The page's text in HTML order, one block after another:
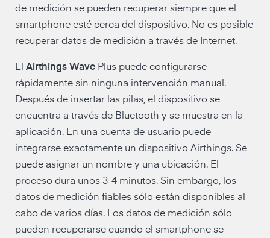
de medición se pueden recuperar siempre que el
smartphone esté cerca del dispositivo. No es posible
recuperar datos de medición a través de Internet.
El Airthings Wave Plus puede configurarse
rápidamente sin ninguna intervención manual.
Después de insertar las pilas, el dispositivo se
encuentra a través de Bluetooth y se muestra en la
aplicación. En una cuenta de usuario puede
integrarse exactamente un dispositivo Airthings. Se
puede asignar un nombre y una ubicación. El
proceso dura unos 3-4 minutos. Sin embargo, los
datos de medición fiables sólo están disponibles al
cabo de varios días. Los datos de medición sólo
pueden recuperarse cuando el smartphone se